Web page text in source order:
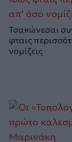
Τσακώνεσαι
φταις
νομίζεις